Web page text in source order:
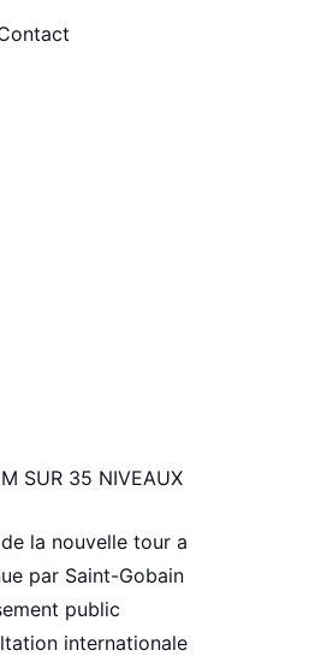
SUR 35 NIVEAUX
la nouvelle tour a
par Saint-Gobain
public
internationale